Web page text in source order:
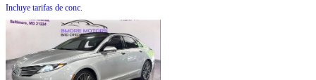
Incluye tarifas de conc.